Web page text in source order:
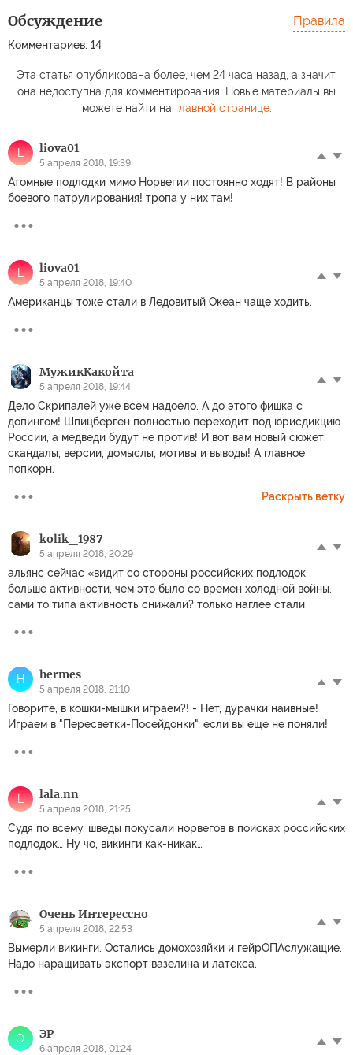
Обсуждение
Комментариев: 14
Правила
Эта статья опубликована более, чем 24 часа назад, а значит,
она недоступна для комментирования. Новые материалы вы
можете найти на главной странице.
L liova01
5 апреля 2018, 19:39
Атомные подлодки мимо Норвегии постоянно ходят! В районы
боевого патрулирования! тропа у них там!
L liova01
5 апреля 2018, 19:40
Американцы тоже стали в Ледовитый Океан чаще ходить.
МужикКакойта
5 апреля 2018, 19:44
Дело Скрипалей уже всем надоело. А до этого фишка с
допингом! Шпицберген полностью переходит под юрисдикцию
России, а медведи будут не против! И вот вам новый сюжет:
скандалы, версии, домыслы, мотивы и выводы! А главное
попкорн.
Раскрыть ветку
kolik_1987
5 апреля 2018, 20:29
альянс сейчас «видит со стороны российских подлодок
больше активности, чем это было со времен холодной войны.
сами то типа активность снижали? только наглее стали
H hermes
5 апреля 2018, 21:10
Говорите, в кошки-мышки играем?! - Нет, дурачки наивные!
Играем в "Пересветки-Посейдонки", если вы еще не поняли!
L lala.nn
5 апреля 2018, 21:25
Судя по всему, шведы покусали норвегов в поисках российских
подлодок… Ну чо, викинги как-никак…
Очень Интерессно
5 апреля 2018, 22:53
Вымерли викинги. Остались домохозяйки и гейрОПАслужащие.
Надо наращивать экспорт вазелина и латекса.
Э ЭР
6 апреля 2018, 01:24